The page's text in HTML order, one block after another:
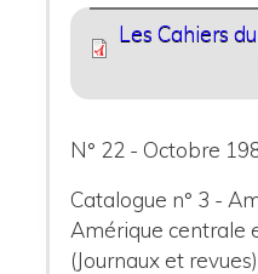
Les Cahiers
N° 22 - Octobre
Catalogue n° 3 -
Amérique centrale
(Journaux et revues)